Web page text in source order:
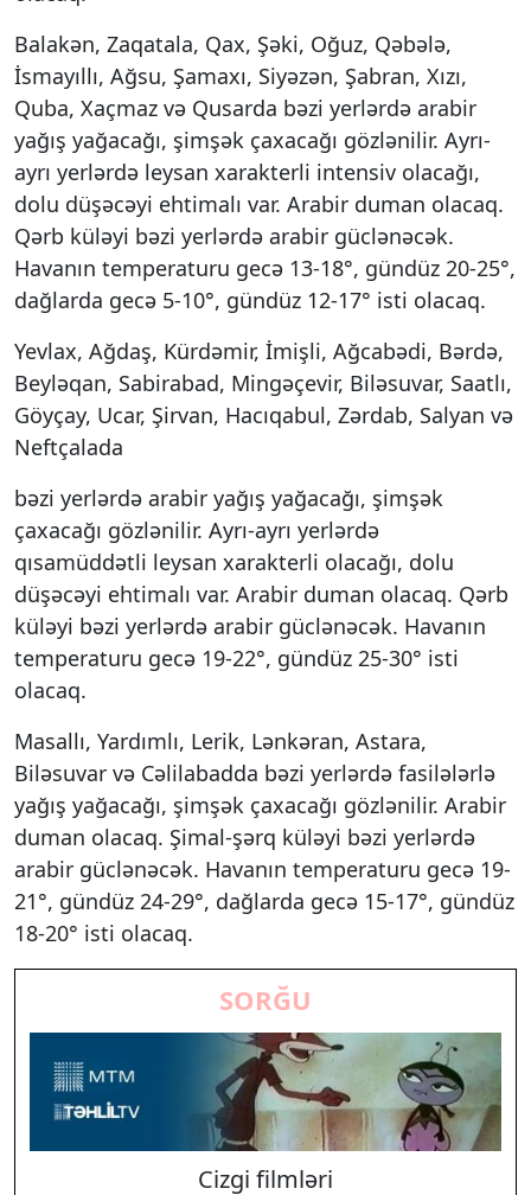
Balakən, Zaqatala, Qax, Şəki, Oğuz, Qəbələ,
İsmayıllı, Ağsu, Şamaxı, Siyəzən, Şabran, Xızı,
Quba, Xaçmaz və Qusarda bəzi yerlərdə arabir
yağış yağacağı, şimşək çaxacağı gözlənilir. Ayrı-
ayrı yerlərdə leysan xarakterli intensiv olacağı,
dolu düşəcəyi ehtimalı var. Arabir duman olacaq.
Qərb küləyi bəzi yerlərdə arabir güclənəcək.
Havanın temperaturu gecə 13-18°, gündüz 20-25°,
dağlarda gecə 5-10°, gündüz 12-17° isti olacaq.
Yevlax, Ağdaş, Kürdəmir, İmişli, Ağcabədi, Bərdə,
Beyləqan, Sabirabad, Mingəçevir, Biləsuvar, Saatlı,
Göyçay, Ucar, Şirvan, Hacıqabul, Zərdab, Salyan və
Neftçalada
bəzi yerlərdə arabir yağış yağacağı, şimşək
çaxacağı gözlənilir. Ayrı-ayrı yerlərdə
qısamüddətli leysan xarakterli olacağı, dolu
düşəcəyi ehtimalı var. Arabir duman olacaq. Qərb
küləyi bəzi yerlərdə arabir güclənəcək. Havanın
temperaturu gecə 19-22°, gündüz 25-30° isti
olacaq.
Masallı, Yardımlı, Lerik, Lənkəran, Astara,
Biləsuvar və Cəlilabadda bəzi yerlərdə fasilələrlə
yağış yağacağı, şimşək çaxacağı gözlənilir. Arabir
duman olacaq. Şimal-şərq küləyi bəzi yerlərdə
arabir güclənəcək. Havanın temperaturu gecə 19-
21°, gündüz 24-29°, dağlarda gecə 15-17°, gündüz
18-20° isti olacaq.
SORĞU
Cizgi filmləri